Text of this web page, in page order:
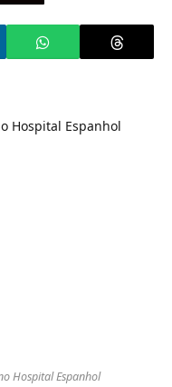
Hospital Espanhol